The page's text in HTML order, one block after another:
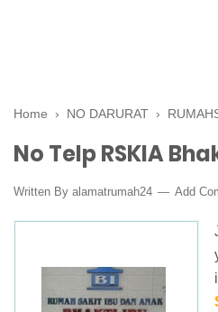
Home › NO DARURAT ›
No Telp RSKIA
Written By alamatrumah24 Add